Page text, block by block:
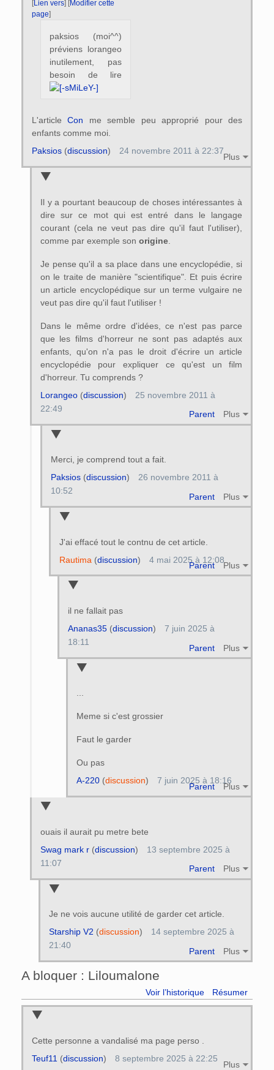
[Lien vers] [Modifier cette
page]
paksios (moi^^)
préviens lorangeo
inutilement, pas
besoin de lire
L'articleCon me semble peu approprié pour des
enfants comme moi.
Plus
Paksios(discussion) 24 novembre 2011 à 22:37
Il y a pourtant beaucoup de choses intéressantes à
dire sur ce mot qui est entré dans le langage
courant (cela ne veut pas dire qu'il faut l'utiliser),
comme par exemple son origine.
Je pense qu'il a sa place dans une encyclopédie, si
on le traite de manière "scientifique". Et puis écrire
un article encyclopédique sur un terme vulgaire ne
veut pas dire qu'il faut l'utiliser !
Dans le même ordre d'idées, ce n'est pas parce
que les films d'horreur ne sont pas adaptés aux
enfants, qu'on n'a pas le droit d'écrire un article
encyclopédie pour expliquer ce qu'est un film
d'horreur. Tu comprends ?
Parent Plus
Lorangeo(discussion)
25 novembre 2011 à
22:49
Merci, je comprend tout a fait.
Parent Plus
Paksios(discussion)
26 novembre 2011 à
10:52
J'ai effacé tout le contnu de cet article.
Parent Plus
Rautima (discussion) 4 mai 2025 à 12:08
il ne fallait pas
Parent Plus
Ananas35(discussion)
7 juin 2025 à
18:11
...
Meme si c'est grossier
Faut le garder
Ou pas
Parent Plus
A-220(discussion) 7 juin 2025 à 18:16
ouais il aurait pu metre bete
Parent Plus
Swag mark r(discussion)
13 septembre 2025 à
11:07
Je ne vois aucune utilité de garder cet article.
Parent Plus
Starship V2 (discussion)
14 septembre 2025 à
21:40
A bloquer : Liloumalone
Voir l’historique Résumer
Cette personne a vandalisé ma page perso .
Plus
Teuf11 (discussion) 8 septembre 2025 à 22:25